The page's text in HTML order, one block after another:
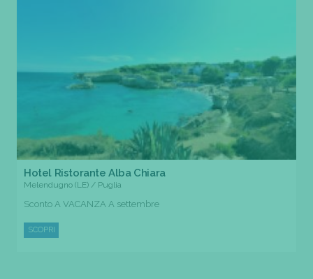
Hotel Ristorante Alba Chiara
Melendugno (LE) / Puglia
Sconto A VACANZA A settembre
SCOPRI